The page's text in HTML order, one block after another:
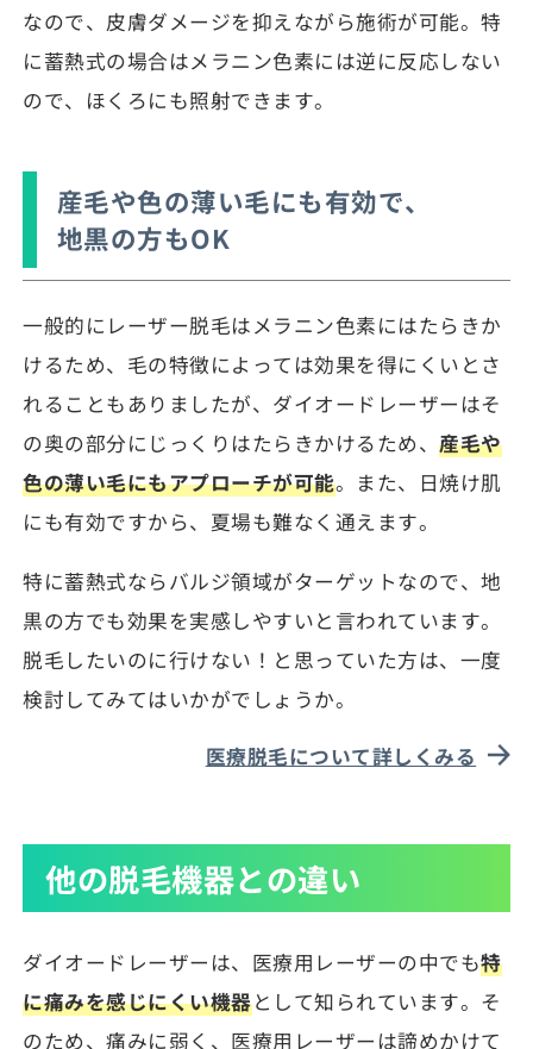
なので、皮膚ダメージを抑えながら施術が可能。特
に蓄熱式の場合はメラニン色素には逆に反応しない
ので、ほくろにも照射できます。
産毛や色の薄い毛にも有効で、
地黒の方もOK
一般的にレーザー脱毛はメラニン色素にはたらきか
けるため、毛の特徴によっては効果を得にくいとさ
れることもありましたが、ダイオードレーザーはそ
の奥の部分にじっくりはたらきかけるため、産毛や
色の薄い毛にもアプローチが可能。また、日焼け肌
にも有効ですから、夏場も難なく通えます。
特に蓄熱式ならバルジ領域がターゲットなので、地
黒の方でも効果を実感しやすいと言われています。
脱毛したいのに行けない！と思っていた方は、一度
検討してみてはいかがでしょうか。
医療脱毛について詳しくみる
他の脱毛機器との違い
ダイオードレーザーは、医療用レーザーの中でも特
に痛みを感じにくい機器として知られています。そ
のため、痛みに弱く、医療用レーザーは諦めかけて